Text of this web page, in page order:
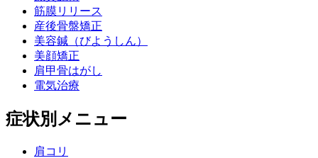
筋膜リリース
産後骨盤矯正
美容鍼（びようしん）
美顔矯正
肩甲骨はがし
電気治療
症状別メニュー
肩コリ